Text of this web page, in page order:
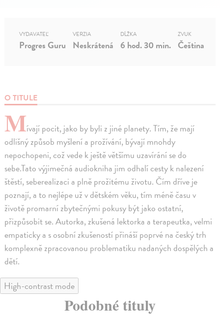
O TITULE
Mívají pocit, jako by byli z jiné planety. Tím, že mají
odlišný způsob myšlení a prožívání, bývají mnohdy
nepochopeni, což vede k ještě většímu uzavírání se do
sebe.Tato výjimečná audiokniha jim odhalí cesty k nalezení
štěstí, seberealizaci a plně prožitému životu. Čím dříve je
poznají, a to nejlépe už v dětském věku, tím méně času v
životě promarní zbytečnými pokusy být jako ostatní,
přizpůsobit se. Autorka, zkušená lektorka a terapeutka, velmi
empaticky a s osobní zkušeností přináší poprvé na český trh
komplexně zpracovanou problematiku nadaných dospělých a
dětí.
VYDAVATEĽ
Progres Guru
VERZIA
Neskrátená
DĹŽKA
6 hod. 30 min.
ZVUK
Čeština
High-contrast mode
Podobné tituly